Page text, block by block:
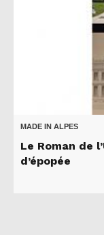
MADE IN ALPES
Le Roman de
d’épopée